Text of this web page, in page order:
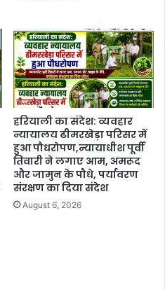
हरियाली का संदेश: व्यवहार
न्यायालय ढीमरखेड़ा परिसर में
हुआ पौधरोपण,न्यायाधीश पूर्वी
तिवारी ने लगाए आम, अमरूद
और जामुन के पौधे, पर्यावरण
संरक्षण का दिया संदेश
August 6, 2026